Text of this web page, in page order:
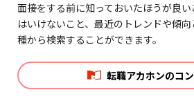
面接をする前に知っておいたほうが良
はいけないこと、最近のトレンドや傾
種から検索することができます。
転職アカホンのコ